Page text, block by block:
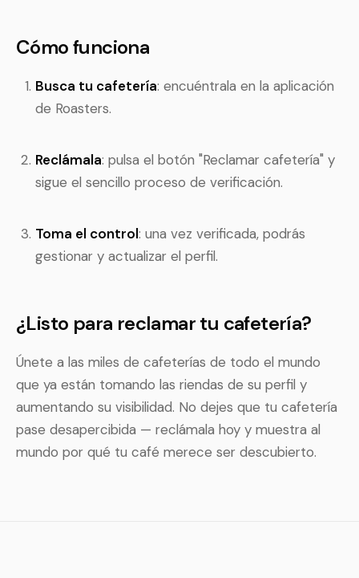
Cómo funciona
Busca tu cafetería: encuéntrala en la aplicación
de Roasters.
Recláma­la: pulsa el botón "Reclamar cafetería" y
sigue el sencillo proceso de verificación.
Toma el control: una vez verificada, podrás
gestionar y actualizar el perfil.
¿Listo para reclamar tu cafetería?
Únete a las miles de cafeterías de todo el mundo
que ya están tomando las riendas de su perfil y
aumentando su visibilidad. No dejes que tu cafetería
pase desapercibida — reclámala hoy y muestra al
mundo por qué tu café merece ser descubierto.